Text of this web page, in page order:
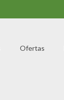
Ofertas